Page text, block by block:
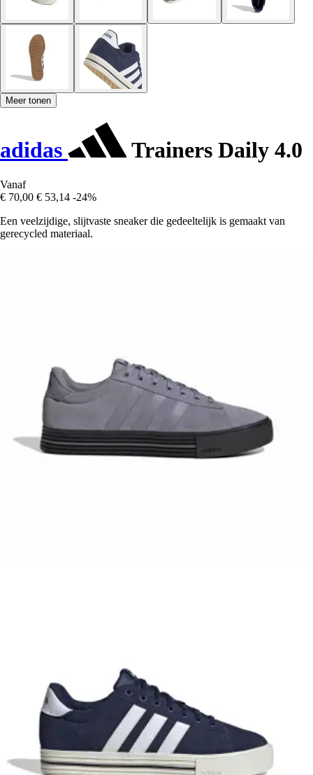
Meer tonen
adidas Trainers Daily 4.0
Vanaf
€ 70,00 € 53,14 -24%
Een veelzijdige, slijtvaste sneaker die gedeeltelijk is gemaakt van
gerecycled materiaal.